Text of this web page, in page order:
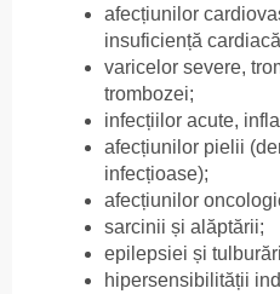
afecțiunilor
insuficiență
varicelor severe,
trombozei;
infecțiilor acute,
afecțiunilor pielii
infecțioase);
afecțiunilor
sarcinii și alăptării;
epilepsiei și
hipersensibilității